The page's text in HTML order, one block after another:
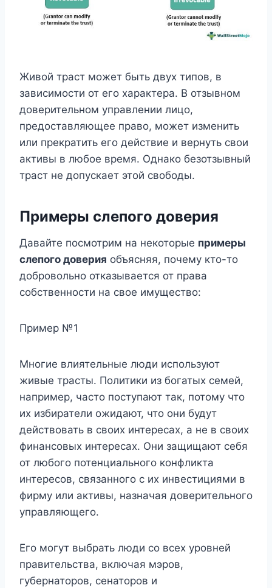
Живой траст может быть двух типов, в
зависимости от его характера. В отзывном
доверительном управлении лицо,
предоставляющее право, может изменить
или прекратить его действие и вернуть свои
активы в любое время. Однако безотзывный
траст не допускает этой свободы.
Примеры слепого доверия
Давайте посмотрим на некоторые примеры
слепого доверия объясняя, почему кто-то
добровольно отказывается от права
собственности на свое имущество:
Пример №1
Многие влиятельные люди используют
живые трасты. Политики из богатых семей,
например, часто поступают так, потому что
их избиратели ожидают, что они будут
действовать в своих интересах, а не в своих
финансовых интересах. Они защищают себя
от любого потенциального конфликта
интересов, связанного с их инвестициями в
фирму или активы, назначая доверительного
управляющего.
Его могут выбрать люди со всех уровней
правительства, включая мэров,
губернаторов, сенаторов и